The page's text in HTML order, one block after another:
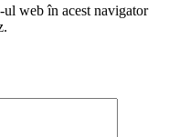
ul web în acest navigator